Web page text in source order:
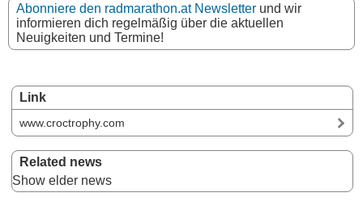
Link
www.croctrophy.com
Related news
Show elder news
Abonniere den radmarathon.at Newsletter und wir
informieren dich regelmäßig über die aktuellen
Neuigkeiten und Termine!